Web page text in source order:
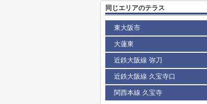
同じエリアのテラス
東大阪市
大蓮東
近鉄大阪線 弥刀
近鉄大阪線 久宝寺口
関西本線 久宝寺